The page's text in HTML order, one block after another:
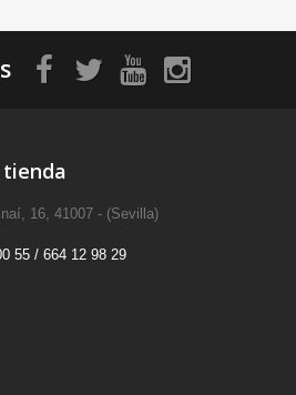
16, 41007 - (Sevilla)
55 / 664 12 98 29